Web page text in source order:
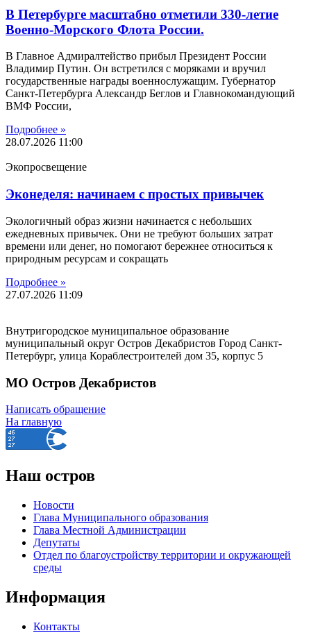
В Петербурге масштабно отметили 330-летие
Военно-Морского Флота России.
В Главное Адмиралтейство прибыл Президент России
Владимир Путин. Он встретился с моряками и вручил
государственные награды военнослужащим. Губернатор
Санкт-Петербурга Александр Беглов и Главнокомандующий
ВМФ России,
Подробнее »
28.07.2026 11:00
Экопросвещение
Эконеделя: начинаем с простых привычек
Экологичный образ жизни начинается с небольших
ежедневных привычек. Они не требуют больших затрат
времени или денег, но помогают бережнее относиться к
природным ресурсам и сокращать
Подробнее »
27.07.2026 11:09
Внутригородское муниципальное образование
муниципальный округ Остров Декабристов Город Санкт-
Петербург, улица Кораблестроителей дом 35, корпус 5
МО Остров Декабристов
Написать обращение
На главную
Наш остров
Новости
Глава Муниципального образования
Глава Местной Администрации
Депутаты
Отдел по благоустройству территории и окружающей
среды
Информация
Контакты